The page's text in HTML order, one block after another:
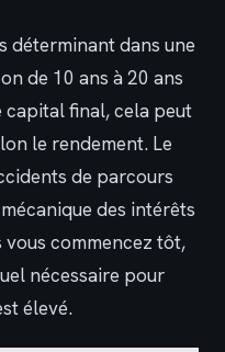
déterminant dans une
de 10 ans à 20 ans
capital final, cela peut
le rendement. Le
de parcours
des intérêts
commencez tôt,
nécessaire pour
élevé.